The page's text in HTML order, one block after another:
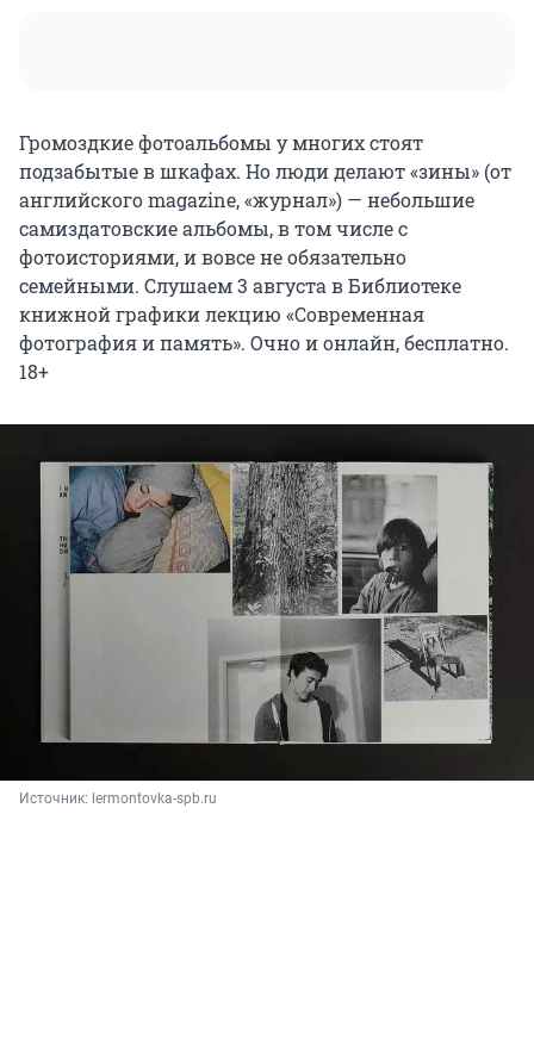
Громоздкие фотоальбомы у многих стоят
подзабытые в шкафах. Но люди делают «зины» (от
английского magazine, «журнал») — небольшие
самиздатовские альбомы, в том числе с
фотоисториями, и вовсе не обязательно
семейными. Слушаем 3 августа в Библиотеке
книжной графики лекцию «Современная
фотография и память». Очно и онлайн, бесплатно.
18+
Источник: lermontovka-spb.ru